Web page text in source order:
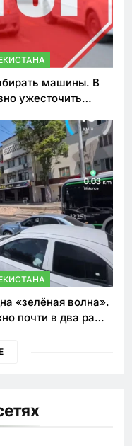
машины. В
ужесточить
«зелёная волна».
почти в два раза